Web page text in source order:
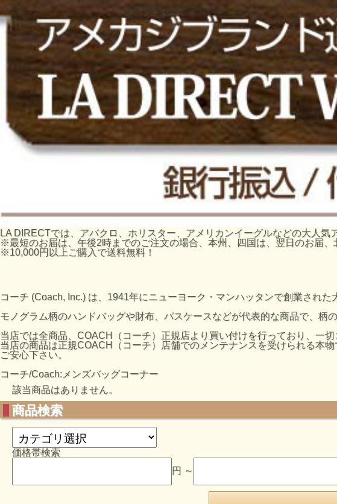
LA DIRECTでは、アバクロ、ホリスター、アメリカンイーグルなどの大人
※最短のお届は、午後2時までのご注文の場合、本州、四国は、翌日のお届、
※10,000円以上ご購入で送料無料！
コーチ (Coach, Inc.) は、1941年にニューヨーク・マンハッタンで創業された
モノグラム柄のハンドバッグや財布、パスケースなどが代表的な商品で、柄
当店では全商品、COACH（コーチ）正規店より買い付けを行っており、一切
当店の商品は正規COACH（コーチ）店舗でのメンテナンスを受けられる本物
ご安心下さい。
コーチ/Coach:メンズバッグコーナー
該当商品はありません。
商品検索
価格帯検索
円 ～